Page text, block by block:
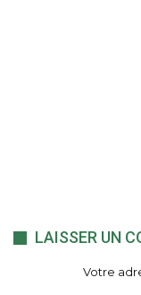
LAISSER UN
Votre